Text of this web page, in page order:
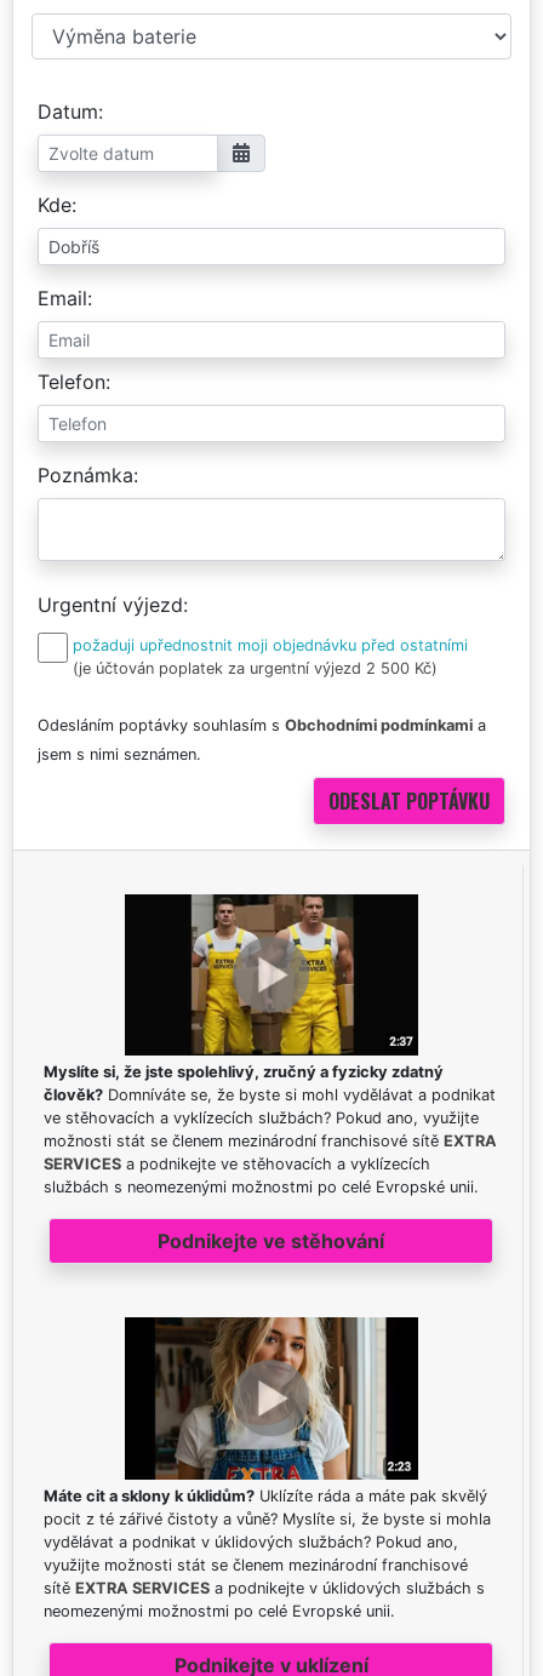
Datum
Kde
Email
Telefon
Poznámka
Urgentní výjezd
požaduji upřednostnit moji objednávku před ostatními
(je účtován poplatek za urgentní výjezd 2 500 Kč)
Odesláním poptávky souhlasím s Obchodními podmínkami a
jsem s nimi seznámen.
Myslíte si, že jste spolehlivý, zručný a fyzicky zdatný
člověk? Domníváte se, že byste si mohl vydělávat a podnikat
ve stěhovacích a vyklízecích službách? Pokud ano, využijte
možnosti stát se členem mezinárodní franchisové sítě EXTRA
SERVICES a podnikejte ve stěhovacích a vyklízecích
službách s neomezenými možnostmi po celé Evropské unii.
Podnikejte ve stěhování
Máte cit a sklony k úklidům? Uklízíte ráda a máte pak skvělý
pocit z té zářivé čistoty a vůně? Myslíte si, že byste si mohla
vydělávat a podnikat v úklidových službách? Pokud ano,
využijte možnosti stát se členem mezinárodní franchisové
sítě EXTRA SERVICES a podnikejte v úklidových službách s
neomezenými možnostmi po celé Evropské unii.
Podnikejte v uklízení